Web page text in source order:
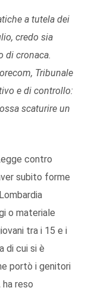
a tutela dei
credo sia
di cronaca.
Tribunale
e di controllo:
scaturire un
contro
subito forme
o materiale
tra i 15 e i
di cui si è
portò i genitori
reso